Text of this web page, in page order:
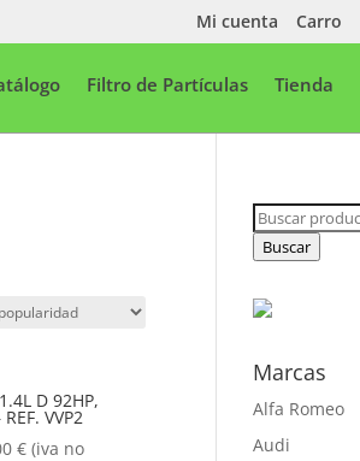
Mi cuenta Carro
Filtro de Partículas Tienda
D 92HP,
VVP2
€Rango
(iva no
Buscar
por:
Buscar
Marcas
Alfa Romeo
Audi